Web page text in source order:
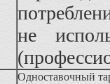
не
Одноставочный